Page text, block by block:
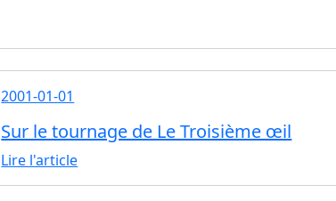
2001-01-01
Sur le tournage de Le Troisième œil
Lire l'article